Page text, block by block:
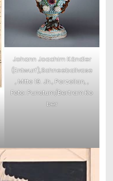
Johann Joachim Kändler
(Entwurf),Schneeballvase
, Mitte 19. Jh., Porzellan, ,
Foto: Punctum/Bertram Ko
ber